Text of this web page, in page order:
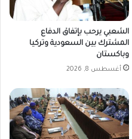
الشعبي يرحب بإتفاق الدفاع
المشترك بين السعودية وتركيا
وباكستان
أغسطس 8, 2026